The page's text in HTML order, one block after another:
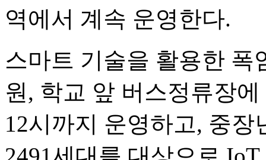
역에서 계속 운영한다.
스마트 기술을 활용한 폭
원, 학교 앞 버스정류장
12시까지 운영하고, 중